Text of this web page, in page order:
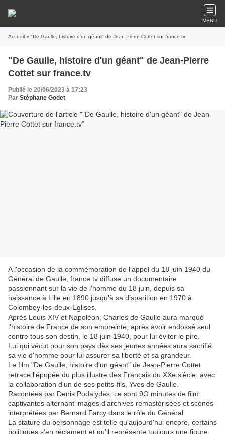
MENU
Accueil » "De Gaulle, histoire d'un géant" de Jean-Pierre Cottet sur france.tv
"De Gaulle, histoire d'un géant" de Jean-Pierre
Cottet sur france.tv
Publié le 20/06/2023 à 17:23
Par Stéphane Godet
A l'occasion de la commémoration de l'appel du 18 juin 1940 du
Général de Gaulle, france.tv diffuse un documentaire
passionnant sur la vie de l'homme du 18 juin, depuis sa
naissance à Lille en 1890 jusqu'à sa disparition en 1970 à
Colombey-les-deux-Eglises.
Après Louis XIV et Napoléon, Charles de Gaulle aura marqué
l'histoire de France de son empreinte, après avoir endossé seul
contre tous son destin, le 18 juin 1940, pour lui éviter le pire.
Lui qui vécut pour son pays dès ses jeunes années aura sacrifié
sa vie d'homme pour lui assurer sa liberté et sa grandeur.
Le film "De Gaulle, histoire d'un géant" de Jean-Pierre Cottet
retrace l'épopée du plus illustre des Français du XXe siècle, avec
la collaboration d'un de ses petits-fils, Yves de Gaulle.
Racontées par Denis Podalydès, ce sont 9O minutes de film
captivantes alternant images d'archives remastérisées et scènes
interprétées par Bernard Farcy dans le rôle du Général.
La stature du personnage est telle qu'aujourd'hui encore, certains
politiques s'en réclament et qu'il représente toujours une figure